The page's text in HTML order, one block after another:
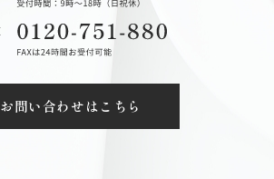
お問い合わせはこちら